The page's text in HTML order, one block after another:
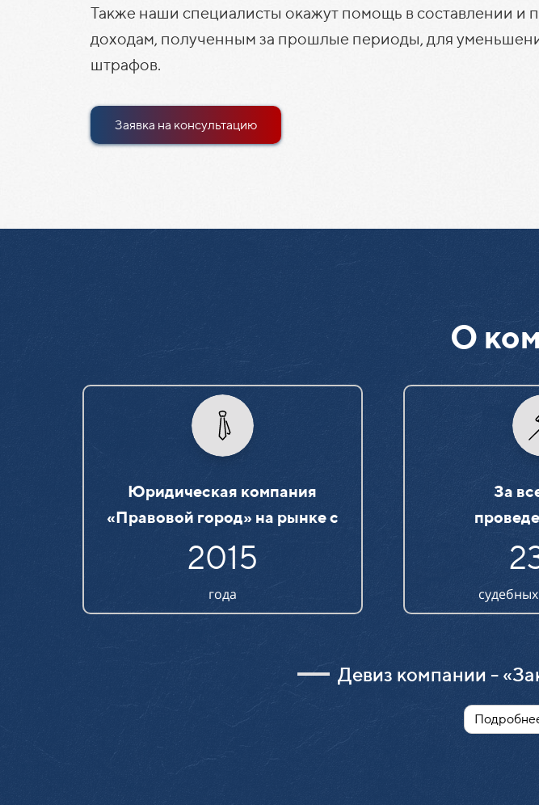
Также наши специалисты окажут помощь в составлении и
доходам, полученным за прошлые периоды, для
штрафов.
Заявка на консультацию
О
Юридическая компания
«Правовой город» на рынке c
2015
года
За
Девиз компании -